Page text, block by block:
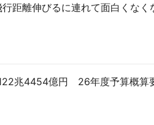
距離伸びるに連れて面白くなく
122兆4454億円 26年度予算概算